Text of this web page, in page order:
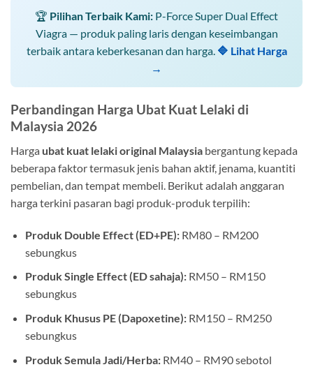
🏆 Pilihan Terbaik Kami: P-Force Super Dual Effect
Viagra — produk paling laris dengan keseimbangan
terbaik antara keberkesanan dan harga. 🔷 Lihat Harga
→
Perbandingan Harga Ubat Kuat Lelaki di
Malaysia 2026
Harga ubat kuat lelaki original Malaysia bergantung kepada
beberapa faktor termasuk jenis bahan aktif, jenama, kuantiti
pembelian, dan tempat membeli. Berikut adalah anggaran
harga terkini pasaran bagi produk-produk terpilih:
Produk Double Effect (ED+PE):RM80 – RM200
sebungkus
Produk Single Effect (ED sahaja):RM50 – RM150
sebungkus
Produk Khusus PE (Dapoxetine):RM150 – RM250
sebungkus
Produk Semula Jadi/Herba:RM40 – RM90 sebotol